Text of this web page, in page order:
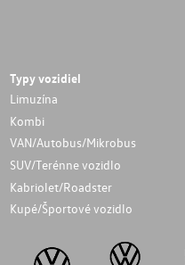
Typy vozidiel
Limuzína
Kombi
VAN/Autobus/Mikrobus
SUV/Terénne vozidlo
Kabriolet/Roadster
Kupé/Športové vozidlo